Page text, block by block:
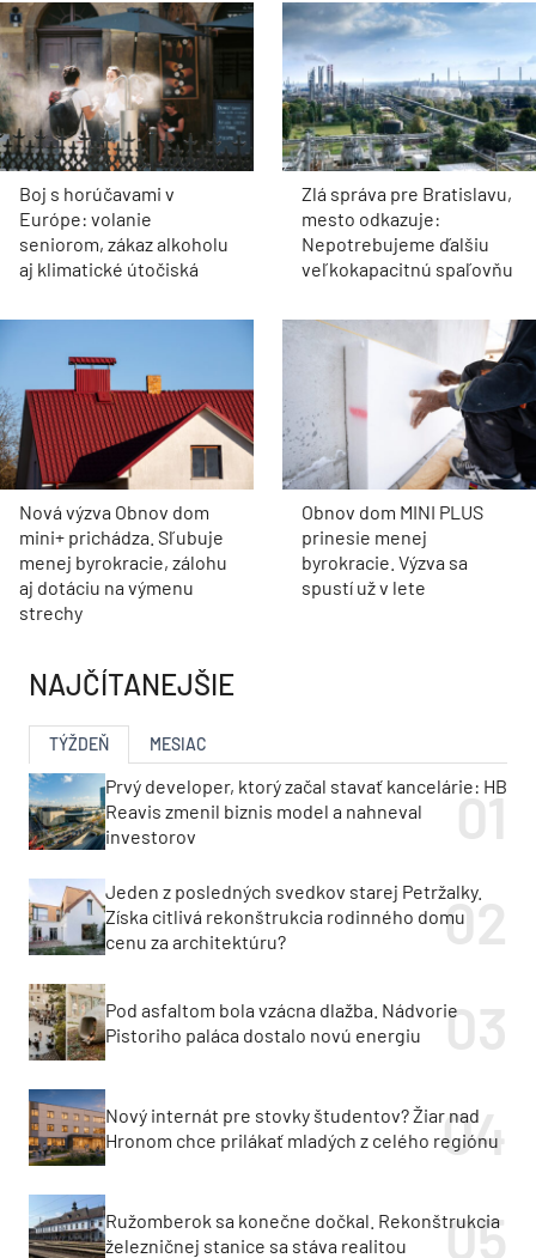
Boj s horúčavami v
Európe: volanie
seniorom, zákaz alkoholu
aj klimatické útočiská
Zlá správa pre Bratislavu,
mesto odkazuje:
Nepotrebujeme ďalšiu
veľkokapacitnú spaľovňu
Nová výzva Obnov dom
mini+ prichádza. Sľubuje
menej byrokracie, zálohu
aj dotáciu na výmenu
strechy
Obnov dom MINI PLUS
prinesie menej
byrokracie. Výzva sa
spustí už v lete
NAJČÍTANEJŠIE
TÝŽDEŇ MESIAC
Prvý developer, ktorý začal stavať kancelárie: HB
Reavis zmenil biznis model a nahneval
investorov
Jeden z posledných svedkov starej Petržalky.
Získa citlivá rekonštrukcia rodinného domu
cenu za architektúru?
Pod asfaltom bola vzácna dlažba. Nádvorie
Pistoriho paláca dostalo novú energiu
Nový internát pre stovky študentov? Žiar nad
Hronom chce prilákať mladých z celého regiónu
Ružomberok sa konečne dočkal. Rekonštrukcia
železničnej stanice sa stáva realitou